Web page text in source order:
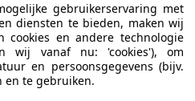
Tone Scuderia Shields 4.0 V8
gebruikerservaring met
diensten te bieden, maken wij
cookies en andere technologie
wij vanaf nu: 'cookies'), om
en persoonsgegevens (bijv.
en te gebruiken.